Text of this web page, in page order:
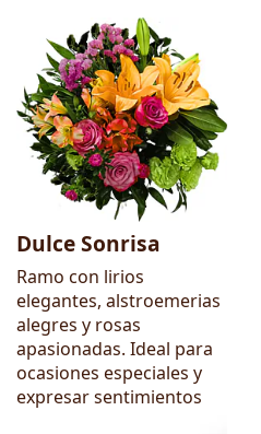
Dulce Sonrisa
Ramo con lirios
elegantes, alstroemerias
alegres y rosas
apasionadas. Ideal para
ocasiones especiales y
expresar sentimientos